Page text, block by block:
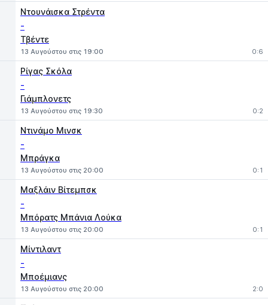
Ντουνάισκα Στρέντα
-
Τβέντε
13 Αυγούστου στις 19:00 0:6
Ρίγας Σκόλα
-
Γιάμπλονετς
13 Αυγούστου στις 19:30 0:2
Ντινάμο Μινσκ
-
Μπράγκα
13 Αυγούστου στις 20:00 0:1
Μαξλάιν Βίτεμπσκ
-
Μπόρατς Μπάνια Λούκα
13 Αυγούστου στις 20:00 0:1
Μίντιλαντ
-
Μποέμιανς
13 Αυγούστου στις 20:00 2:0